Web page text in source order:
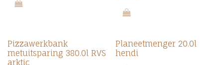
Pizzawerkbank
metuitsparing 380.0l RVS
arktic
Planeetmenger 20.0l
hendi